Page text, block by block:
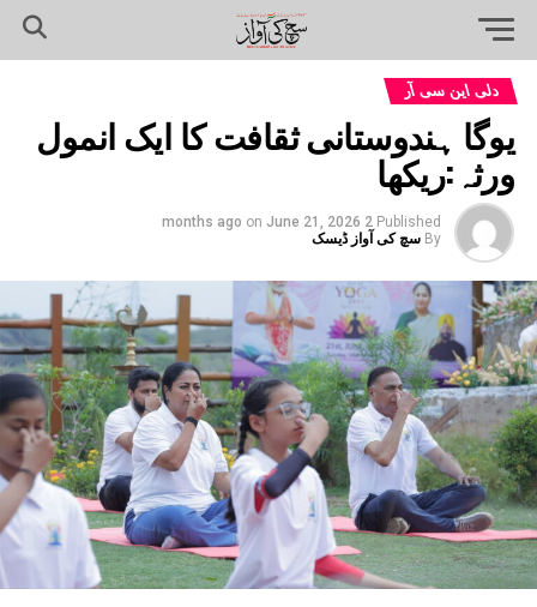
دلی این سی آر
یوگا ہندوستانی ثقافت کا ایک انمول
ورثہ:ریکھا
Published
2 months ago
on June 21, 2026
By سچ کی آواز ڈیسک